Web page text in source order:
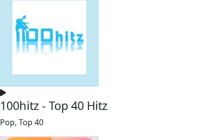
100hitz - Top 40 Hitz
Pop, Top 40